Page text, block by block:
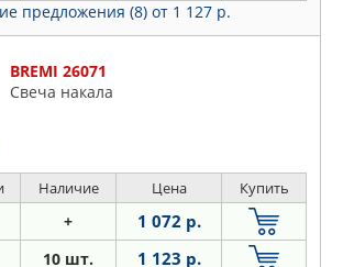
предложения (8) от 1 127 р.
BREMI 26071
Свеча накала
Наличие Цена Купить
+ 1 072 р.
10 шт. 1 123 р.